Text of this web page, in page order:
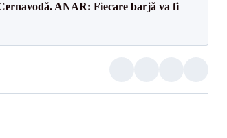
ANAR: Fiecare barjă va fi